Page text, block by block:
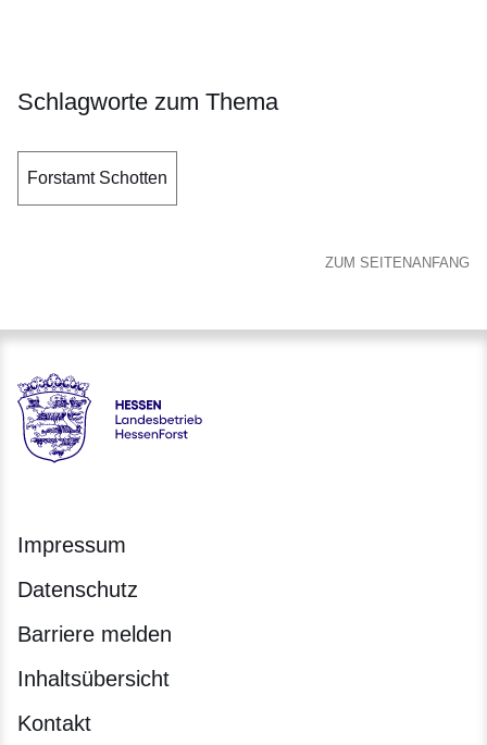
Schlagworte zum Thema
Forstamt Schotten
ZUM SEITENANFANG
Hessen - Landesbetrieb HessenForst
Impressum
Datenschutz
Barriere melden
Inhaltsübersicht
Kontakt